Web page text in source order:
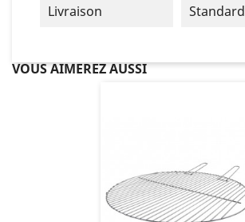
Livraison Standard
VOUS AIMEREZ AUSSI